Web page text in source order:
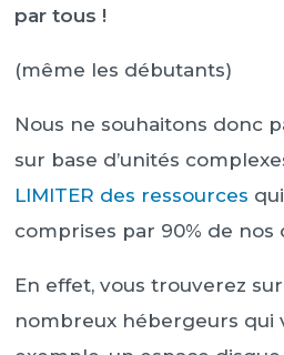
par tous !
(même les débutants)
Nous ne souhaitons donc
sur base d’unités
LIMITER des ressources
comprises par 90% de nos
En effet, vous trouverez
nombreux hébergeurs qui